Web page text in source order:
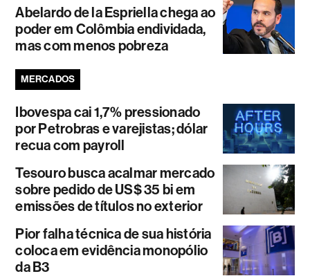
Abelardo de la Espriella chega ao
poder em Colômbia endividada,
mas com menos pobreza
MERCADOS
Ibovespa cai 1,7% pressionado
por Petrobras e varejistas; dólar
recua com payroll
Tesouro busca acalmar mercado
sobre pedido de US$ 35 bi em
emissões de títulos no exterior
Pior falha técnica de sua história
coloca em evidência monopólio
da B3